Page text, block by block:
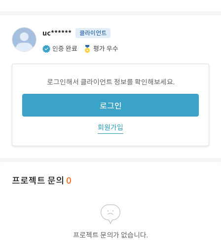
uc****** 클라이언트
인증 완료 평가 우수
로그인해서 클라이언트 정보를 확인해보세요.
로그인
회원가입
프로젝트 문의 0
프로젝트 문의가 없습니다.